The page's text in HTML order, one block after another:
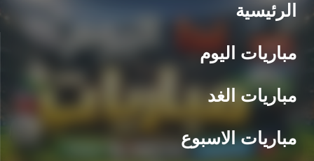
الرئيسية
مباريات اليوم
مباريات الغد
مباريات الاسبوع